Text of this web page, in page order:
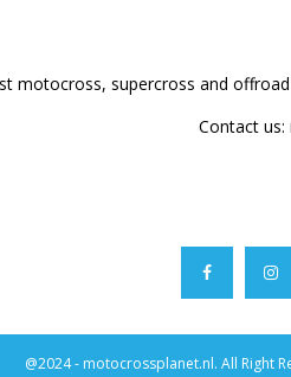
motocross, supercross and
Contact us:
@2024 - motocrossplanet.nl. All Right